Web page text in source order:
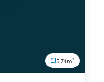
5.74m²